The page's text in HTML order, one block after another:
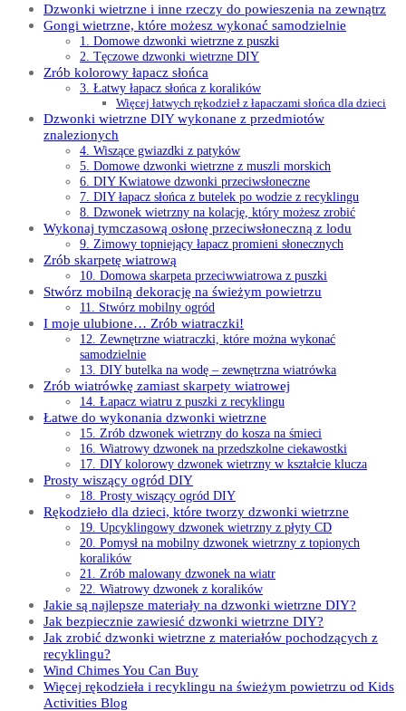
Dzwonki wietrzne i inne rzeczy do powieszenia na zewnątrz
Gongi wietrzne, które możesz wykonać samodzielnie
1. Domowe dzwonki wietrzne z puszki
2. Tęczowe dzwonki wietrzne DIY
Zrób kolorowy łapacz słońca
3. Łatwy łapacz słońca z koralików
Więcej łatwych rękodzieł z łapaczami słońca dla dzieci
Dzwonki wietrzne DIY wykonane z przedmiotów
znalezionych
4. Wiszące gwiazdki z patyków
5. Domowe dzwonki wietrzne z muszli morskich
6. DIY Kwiatowe dzwonki przeciwsłoneczne
7. DIY łapacz słońca z butelek po wodzie z recyklingu
8. Dzwonek wietrzny na kolację, który możesz zrobić
Wykonaj tymczasową osłonę przeciwsłoneczną z lodu
9. Zimowy topniejący łapacz promieni słonecznych
Zrób skarpetę wiatrową
10. Domowa skarpeta przeciwwiatrowa z puszki
Stwórz mobilną dekorację na świeżym powietrzu
11. Stwórz mobilny ogród
I moje ulubione… Zrób wiatraczki!
12. Zewnętrzne wiatraczki, które można wykonać
samodzielnie
13. DIY butelka na wodę – zewnętrzna wiatrówka
Zrób wiatrówkę zamiast skarpety wiatrowej
14. Łapacz wiatru z puszki z recyklingu
Łatwe do wykonania dzwonki wietrzne
15. Zrób dzwonek wietrzny do kosza na śmieci
16. Wiatrowy dzwonek na przedszkolne ciekawostki
17. DIY kolorowy dzwonek wietrzny w kształcie klucza
Prosty wiszący ogród DIY
18. Prosty wiszący ogród DIY
Rękodzieło dla dzieci, które tworzy dzwonki wietrzne
19. Upcyklingowy dzwonek wietrzny z płyty CD
20. Pomysł na mobilny dzwonek wietrzny z topionych
koralików
21. Zrób malowany dzwonek na wiatr
22. Wiatrowy dzwonek z koralików
Jakie są najlepsze materiały na dzwonki wietrzne DIY?
Jak bezpiecznie zawiesić dzwonki wietrzne DIY?
Jak zrobić dzwonki wietrzne z materiałów pochodzących z
recyklingu?
Wind Chimes You Can Buy
Więcej rękodzieła i recyklingu na świeżym powietrzu od Kids
Activities Blog